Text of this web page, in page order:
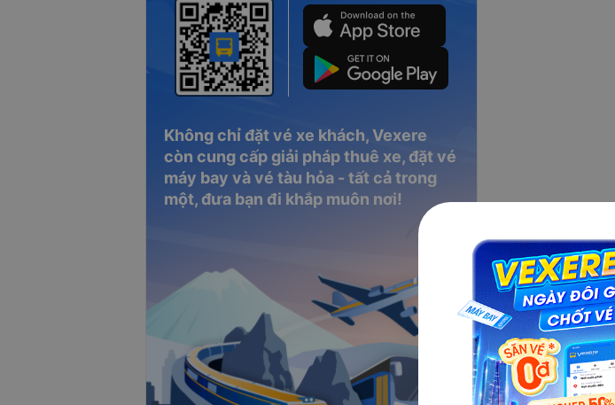
Không chỉ đặt vé xe khách, Vexere
còn cung cấp giải pháp thuê xe, đặt vé
máy bay và vé tàu hỏa - tất cả trong
một, đưa bạn đi khắp muôn nơi!